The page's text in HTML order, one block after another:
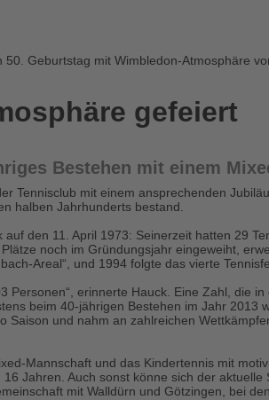
gefeiert
Bestehen mit einem
Tennisclub mit einem ansprechenden
halben Jahrhunderts bestand.
den 11. April 1973: Seinerzeit hatten 29
noch im Gründungsjahr eingeweiht,
Areal“, und 1994 folgte das vierte
Personen“, erinnerte Hauck. Eine Zahl,
beim 40-jährigen Bestehen im Jahr
und nahm an zahlreichen
Mannschaft und das Kindertennis mit
Jahren. Auch sonst könne sich der
mit Walldürn und Götzingen, bei